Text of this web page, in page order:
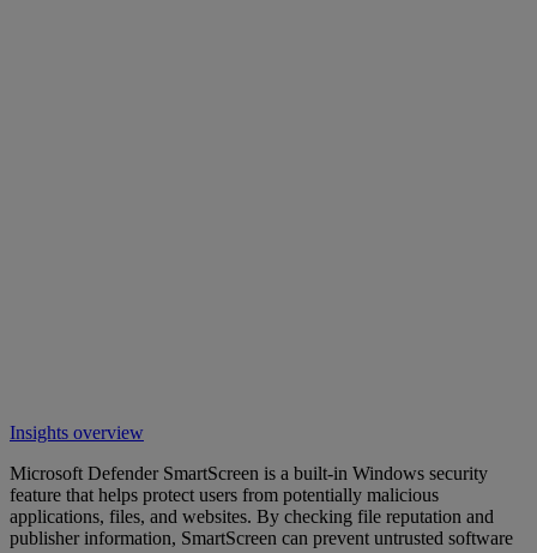
Insights overview
Microsoft Defender SmartScreen is a built-in Windows security
feature that helps protect users from potentially malicious
applications, files, and websites. By checking file reputation and
publisher information, SmartScreen can prevent untrusted software